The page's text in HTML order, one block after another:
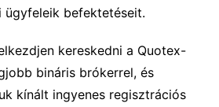
ügyfeleik befektetéseit.
kereskedni a Quotex-
bináris brókerrel, és
kínált ingyenes regisztrációs